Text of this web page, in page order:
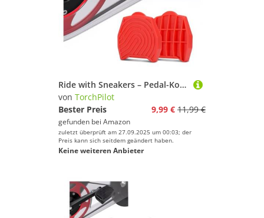
Ride with Sneakers – Pedal-Konverter, kompatibel mit Peloton Bike & Bike+, Ersatz-Fahrradpedale für Normale Schuhe, Flache Plattform, Clipless-Pedal-Upgrade, Zubehör für Heimtrainer
von TorchPilot
Bester Preis
9,99 € 11,99 €
gefunden bei Amazon
zuletzt überprüft am 27.09.2025 um 00:03; der
Preis kann sich seitdem geändert haben.
Keine weiteren Anbieter